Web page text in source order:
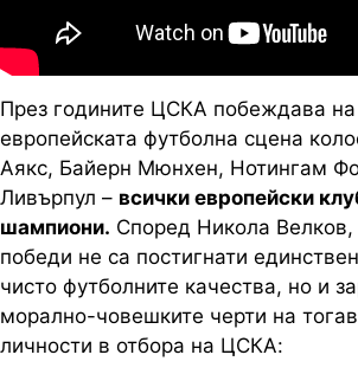
През годините ЦСКА побеждава на
европейската футболна сцена
Аякс, Байерн Мюнхен, Нотингам
Ливърпул – всички европейски
шампиони. Според Никола Велков,
победи не са постигнати
чисто футболните качества, но и
морално-човешките черти на
личности в отбора на ЦСКА: